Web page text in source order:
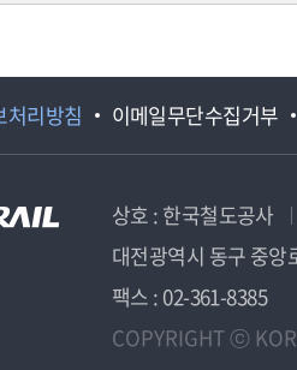
처리방침 이메일무단수집거부
상호 : 한국철도공사
대전광역시 동구 중앙
팩스 : 02-361-8385
COPYRIGHT ⓒ